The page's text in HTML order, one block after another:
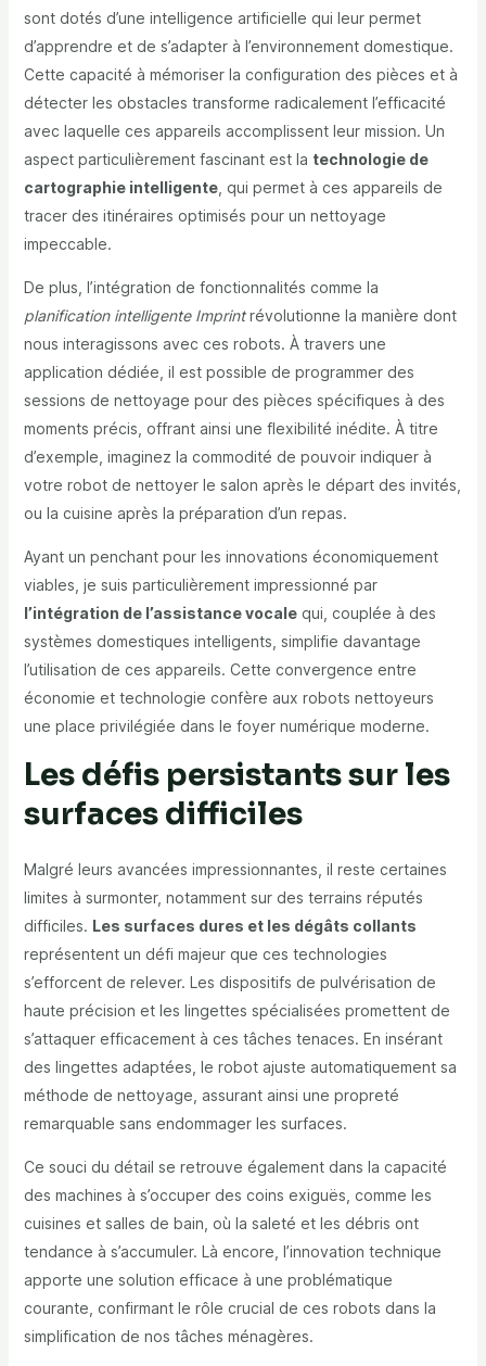
sont dotés d’une intelligence artificielle qui leur permet
d’apprendre et de s’adapter à l’environnement domestique.
Cette capacité à mémoriser la configuration des pièces et à
détecter les obstacles transforme radicalement l’efficacité
avec laquelle ces appareils accomplissent leur mission. Un
aspect particulièrement fascinant est la technologie de
cartographie intelligente, qui permet à ces appareils de
tracer des itinéraires optimisés pour un nettoyage
impeccable.
De plus, l’intégration de fonctionnalités comme la
planification intelligente Imprintrévolutionne la manière dont
nous interagissons avec ces robots. À travers une
application dédiée, il est possible de programmer des
sessions de nettoyage pour des pièces spécifiques à des
moments précis, offrant ainsi une flexibilité inédite. À titre
d’exemple, imaginez la commodité de pouvoir indiquer à
votre robot de nettoyer le salon après le départ des invités,
ou la cuisine après la préparation d’un repas.
Ayant un penchant pour les innovations économiquement
viables, je suis particulièrement impressionné par
l’intégration de l’assistance vocalequi, couplée à des
systèmes domestiques intelligents, simplifie davantage
l’utilisation de ces appareils. Cette convergence entre
économie et technologie confère aux robots nettoyeurs
une place privilégiée dans le foyer numérique moderne.
Les défis persistants sur les
surfaces difficiles
Malgré leurs avancées impressionnantes, il reste certaines
limites à surmonter, notamment sur des terrains réputés
difficiles. Les surfaces dures et les dégâts collants
représentent un défi majeur que ces technologies
s’efforcent de relever. Les dispositifs de pulvérisation de
haute précision et les lingettes spécialisées promettent de
s’attaquer efficacement à ces tâches tenaces. En insérant
des lingettes adaptées, le robot ajuste automatiquement sa
méthode de nettoyage, assurant ainsi une propreté
remarquable sans endommager les surfaces.
Ce souci du détail se retrouve également dans la capacité
des machines à s’occuper des coins exiguës, comme les
cuisines et salles de bain, où la saleté et les débris ont
tendance à s’accumuler. Là encore, l’innovation technique
apporte une solution efficace à une problématique
courante, confirmant le rôle crucial de ces robots dans la
simplification de nos tâches ménagères.